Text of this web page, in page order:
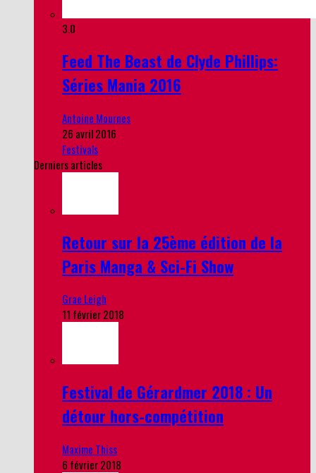
3.0
Feed The Beast de Clyde Phillips:
Séries Mania 2016
Antoine Mournes
26 avril 2016
Festivals
Derniers articles
Retour sur la 25ème édition de la
Paris Manga & Sci-Fi Show
Grae Leigh
11 février 2018
Festival de Gérardmer 2018 : Un
détour hors-compétition
Maxime Thiss
6 février 2018